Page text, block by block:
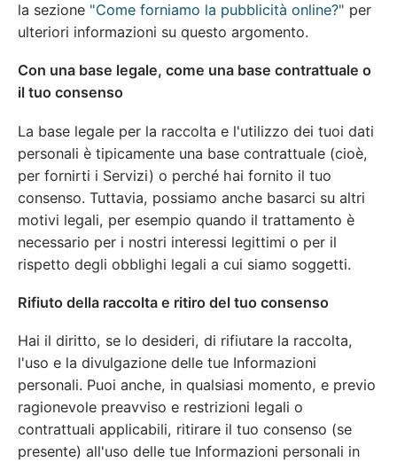
la sezione "Come forniamo la pubblicità online?" per
ulteriori informazioni su questo argomento.
Con una base legale, come una base contrattuale o
il tuo consenso
La base legale per la raccolta e l'utilizzo dei tuoi dati
personali è tipicamente una base contrattuale (cioè,
per fornirti i Servizi) o perché hai fornito il tuo
consenso. Tuttavia, possiamo anche basarci su altri
motivi legali, per esempio quando il trattamento è
necessario per i nostri interessi legittimi o per il
rispetto degli obblighi legali a cui siamo soggetti.
Rifiuto della raccolta e ritiro del tuo consenso
Hai il diritto, se lo desideri, di rifiutare la raccolta,
l'uso e la divulgazione delle tue Informazioni
personali. Puoi anche, in qualsiasi momento, e previo
ragionevole preavviso e restrizioni legali o
contrattuali applicabili, ritirare il tuo consenso (se
presente) all'uso delle tue Informazioni personali in